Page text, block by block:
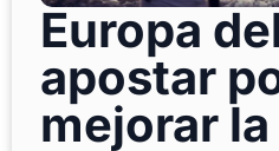
Europa
apostar
mejorar la